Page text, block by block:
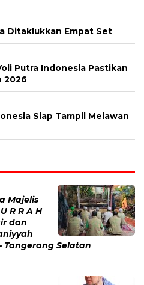
Ditaklukkan Empat Set
Putra Indonesia Pastikan
2026
Siap Tampil Melawan
Majelis
R R A H
dan
Tangerang Selatan